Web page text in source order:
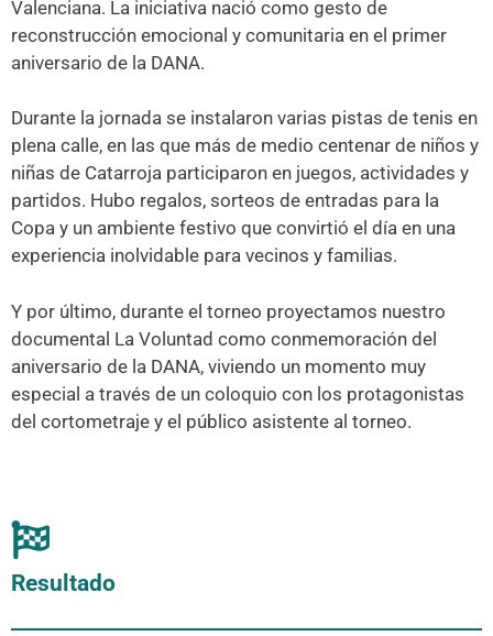
Valenciana. La iniciativa nació como gesto de
reconstrucción emocional y comunitaria en el primer
aniversario de la DANA.
Durante la jornada se instalaron varias pistas de tenis en
plena calle, en las que más de medio centenar de niños y
niñas de Catarroja participaron en juegos, actividades y
partidos. Hubo regalos, sorteos de entradas para la
Copa y un ambiente festivo que convirtió el día en una
experiencia inolvidable para vecinos y familias.
Y por último, durante el torneo proyectamos nuestro
documental La Voluntad como conmemoración del
aniversario de la DANA, viviendo un momento muy
especial a través de un coloquio con los protagonistas
del cortometraje y el público asistente al torneo.
Resultado